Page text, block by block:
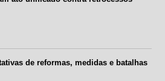
de reformas, medidas e batalhas